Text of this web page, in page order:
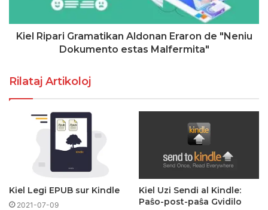
Kiel Ripari Gramatikan Aldonan Eraron de "Neniu
Dokumento estas Malfermita"
Rilataj Artikoloj
Kiel Legi EPUB sur Kindle
2021-07-09
Kiel Uzi Sendi al Kindle:
Paŝo-post-paŝa Gvidilo